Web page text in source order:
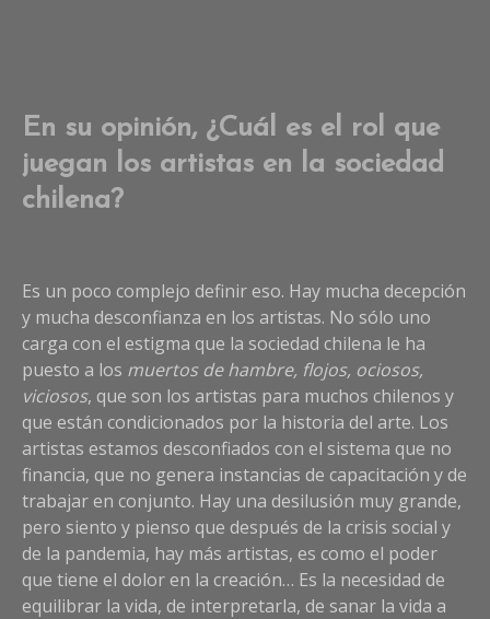
En su opinión, ¿Cuál es el rol que
juegan los artistas en la sociedad
chilena?
Es un poco complejo definir eso. Hay mucha decepción
y mucha desconfianza en los artistas. No sólo uno
carga con el estigma que la sociedad chilena le ha
puesto a los muertos de hambre, flojos, ociosos,
viciosos, que son los artistas para muchos chilenos y
que están condicionados por la historia del arte. Los
artistas estamos desconfiados con el sistema que no
financia, que no genera instancias de capacitación y de
trabajar en conjunto. Hay una desilusión muy grande,
pero siento y pienso que después de la crisis social y
de la pandemia, hay más artistas, es como el poder
que tiene el dolor en la creación… Es la necesidad de
equilibrar la vida, de interpretarla, de sanar la vida a